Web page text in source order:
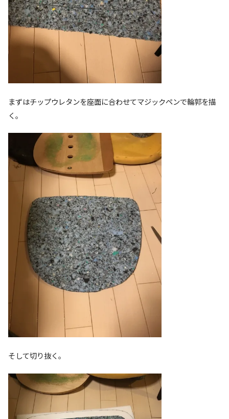
まずはチップウレタンを座面に合わせてマジックペンで輪郭を描
く。
そして切り抜く。